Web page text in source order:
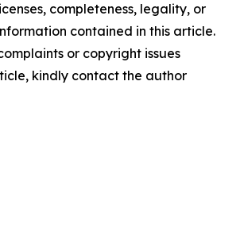
completeness, legality, or
contained in this article.
or copyright issues
kindly contact the author